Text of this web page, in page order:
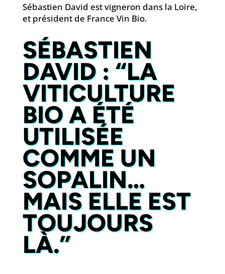
Sébastien David est vigneron dans la Loire,
et président de France Vin Bio.
SÉBASTIEN
DAVID : “LA
VITICULTURE
BIO A ÉTÉ
UTILISÉE
COMME UN
SOPALIN…
MAIS ELLE EST
TOUJOURS
LÀ.”